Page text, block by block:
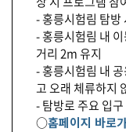
- 홍릉시험림 탐방
- 홍릉시험림 내
거리 2m 유지
- 홍릉시험림 내
고 오래 체류하지
- 탐방로 주요 입
○홈페이지 바로